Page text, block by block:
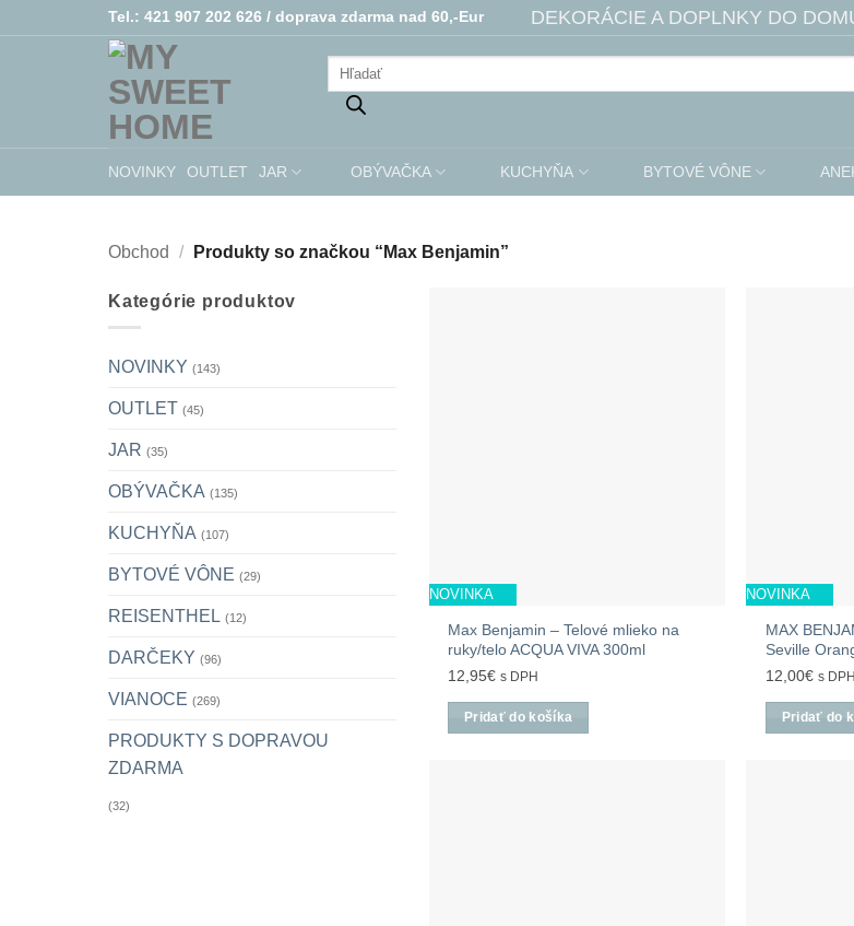
to
Tel.: 421 907 202 626 / doprava zdarma nad 60,-Eur DEKORÁCIE A DOPLNKY DO
Products
NOVINKY OUTLET JAR OBÝVAČKA KUCHYŇA BYTOVÉ VÔNE
Obchod / Produkty so značkou “Max Benjamin”
Kategórie produktov
NOVINKY (143)
OUTLET (45)
JAR (35)
OBÝVAČKA (135)
KUCHYŇA (107)
BYTOVÉ VÔNE (29)
REISENTHEL (12)
DARČEKY (96)
VIANOCE (269)
PRODUKTY S DOPRAVOU
ZDARMA
(32)
NOVINKA
Max Benjamin – Telové mlieko na
ruky/telo ACQUA VIVA 300ml
12,95€ s DPH
Pridať do košíka
NOVINKA
MAX
Seville
12,00€ s DPH
Pridať do